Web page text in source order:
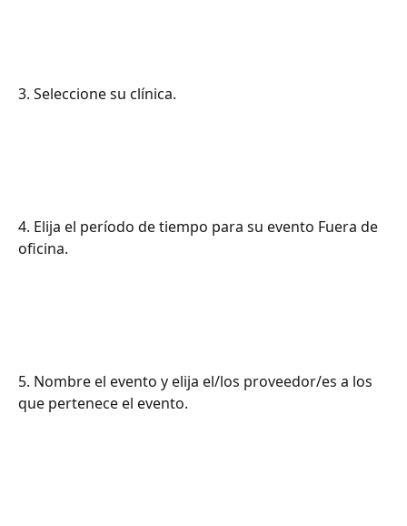
3. Seleccione su clínica.
4. Elija el período de tiempo para su evento Fuera de
oficina.
5. Nombre el evento y elija el/los proveedor/es a los
que pertenece el evento.